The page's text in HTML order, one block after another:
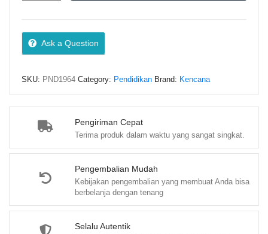
Pengiriman Cepat
Terima produk dalam waktu yang sangat singkat.
Pengembalian Mudah
Kebijakan pengembalian yang membuat Anda bisa
berbelanja dengan tenang
Selalu Autentik
MODEL
PEMBELAJARAN
PANDUAN
MODEL
PEMBELAJARAN
TEMATIK
quantity
Ask a Question
SKU: PND1964 Category: Pendidikan Brand: Kencana